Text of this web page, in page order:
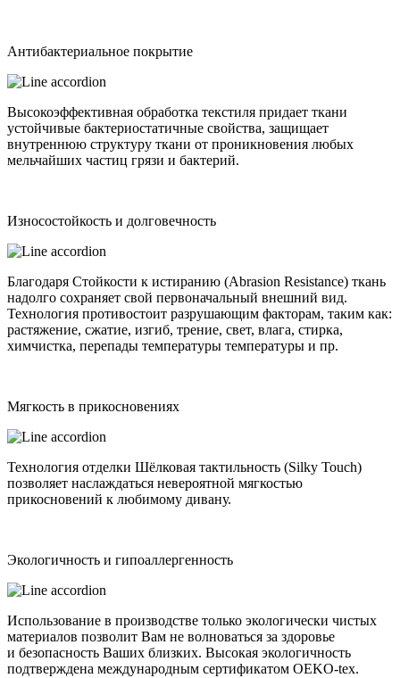
Антибактериальное покрытие
Высокоэффективная обработка текстиля придает ткани
устойчивые бактериостатичные свойства, защищает
внутреннюю структуру ткани от проникновения любых
мельчайших частиц грязи и бактерий.
Износостойкость и долговечность
Благодаря Стойкости к истиранию (Abrasion Resistance) ткань
надолго сохраняет свой первоначальный внешний вид.
Технология противостоит разрушающим факторам, таким как:
растяжение, сжатие, изгиб, трение, свет, влага, стирка,
химчистка, перепады температуры температуры и пр.
Мягкость в прикосновениях
Технология отделки Шёлковая тактильность (Silky Touch)
позволяет наслаждаться невероятной мягкостью
прикосновений к любимому дивану.
Экологичность и гипоаллергенность
Использование в производстве только экологически чистых
материалов позволит Вам не волноваться за здоровье
и безопасность Ваших близких. Высокая экологичность
подтверждена международным сертификатом OEKO-tex.